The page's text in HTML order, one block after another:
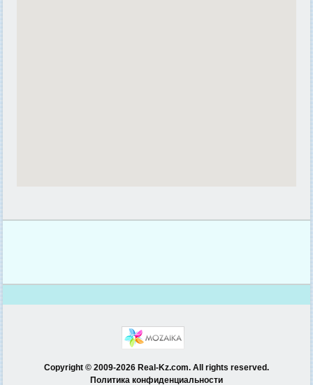
Copyright © 2009-2026 Real-Kz.com. All rights reserved.
Политика конфиденциальности